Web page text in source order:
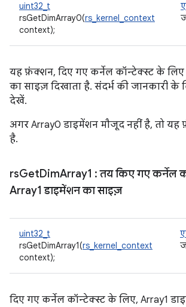
uint32_t
rsGetDimArray0(rs_kernel_context
context);
यह फ़ंक्शन, दिए गए कर्नेल कॉन्टेक्स्ट के
का साइज़ दिखाता है. संदर्भ की जानकारी के
देखें.
अगर Array0 डाइमेंशन मौजूद नहीं है, तो यह
है.
rsGetDimArray1 : तय किए गए कर्नेल
Array1 डाइमेंशन का साइज़
uint32_t
rsGetDimArray1(rs_kernel_context
context);
दिए गए कर्नेल कॉन्टेक्स्ट के लिए, Array1